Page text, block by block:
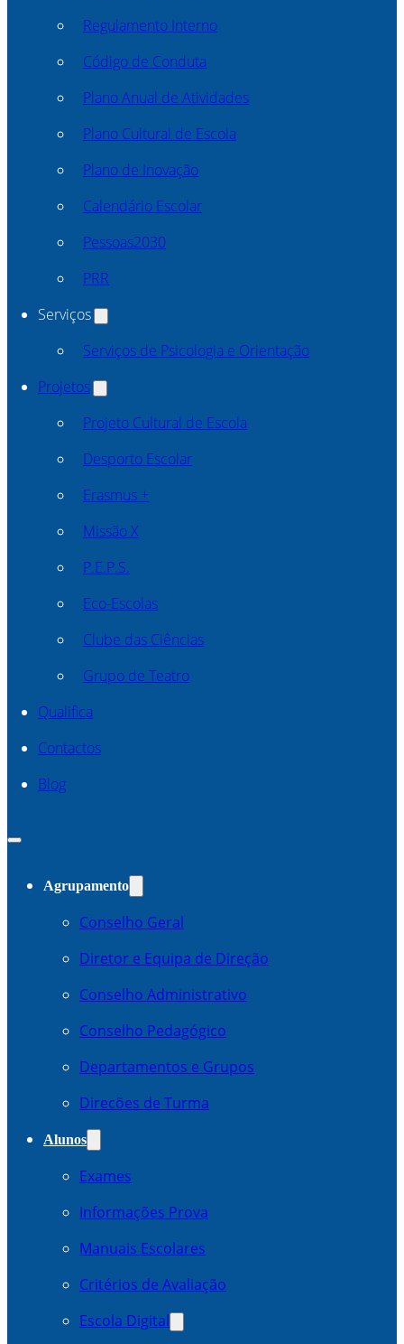
Regulamento Interno
Código de Conduta
Plano Anual de Atividades
Plano Cultural de Escola
Plano de Inovação
Calendário Escolar
Pessoas2030
PRR
Serviços
Serviços de Psicologia e Orientação
Projetos
Projeto Cultural de Escola
Desporto Escolar
Erasmus +
Missão X
P.E.P.S.
Eco-Escolas
Clube das Ciências
Grupo de Teatro
Qualifica
Contactos
Blog
Agrupamento
Conselho Geral
Diretor e Equipa de Direção
Conselho Administrativo
Conselho Pedagógico
Departamentos e Grupos
Direcões de Turma
Alunos
Exames
Informações Prova
Manuais Escolares
Critérios de Avaliação
Escola Digital